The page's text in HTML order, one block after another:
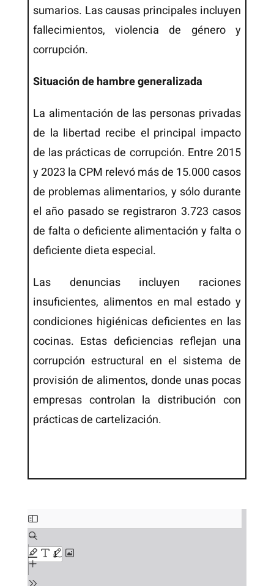
sumarios. Las causas principales incluyen
fallecimientos, violencia de género y
corrupción.
Situación de hambre generalizada
La alimentación de las personas privadas
de la libertad recibe el principal impacto
de las prácticas de corrupción. Entre 2015
y 2023 la CPM relevó más de 15.000 casos
de problemas alimentarios, y sólo durante
el año pasado se registraron 3.723 casos
de falta o deficiente alimentación y falta o
deficiente dieta especial.
Las denuncias incluyen raciones
insuficientes, alimentos en mal estado y
condiciones higiénicas deficientes en las
cocinas. Estas deficiencias reflejan una
corrupción estructural en el sistema de
provisión de alimentos, donde unas pocas
empresas controlan la distribución con
prácticas de cartelización.
Saltar
al
contenido
del